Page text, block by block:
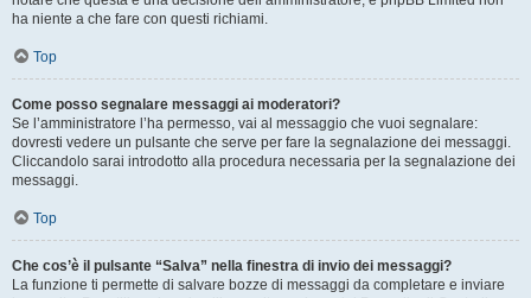
ha niente a che fare con questi richiami.
Top
Come posso segnalare messaggi ai moderatori?
Se l’amministratore l’ha permesso, vai al messaggio che vuoi segnalare:
dovresti vedere un pulsante che serve per fare la segnalazione dei messaggi.
Cliccandolo sarai introdotto alla procedura necessaria per la segnalazione dei
messaggi.
Top
Che cos’è il pulsante “Salva” nella finestra di invio dei messaggi?
La funzione ti permette di salvare bozze di messaggi da completare e inviare